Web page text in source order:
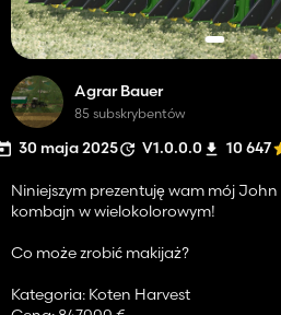
Agrar Bauer
85 subskrybentów
30 maja 2025 V1.0.0.0 10 647
Niniejszym prezentuję wam mój John
kombajn w wielokolorowym!
Co może zrobić makijaż?
Kategoria: Koten Harvest